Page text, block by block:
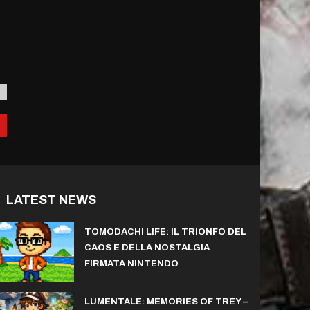
LATEST NEWS
TOMODACHI LIFE: IL TRIONFO DEL
CAOS E DELLA NOSTALGIA
FIRMATA NINTENDO
LUMENTALE: MEMORIES OF TREY –